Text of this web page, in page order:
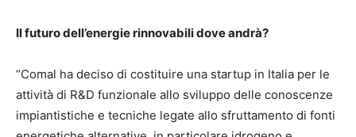
Il futuro dell’energie rinnovabili dove andrà?
“Comal ha deciso di costituire una startup in Italia per le
attività di R&D funzionale allo sviluppo delle conoscenze
impiantistiche e tecniche legate allo sfruttamento di fonti